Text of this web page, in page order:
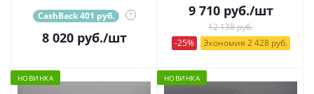
CashBack 401 руб. ?
8 020руб./шт
9 710руб./шт
12 138 руб.
-25%
Экономия 2 428 руб.
НОВИНКА НОВИНКА